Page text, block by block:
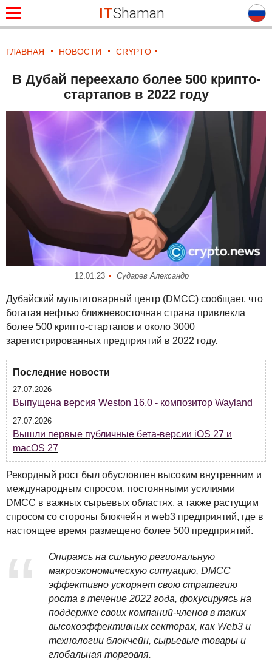
ITShaman
ГЛАВНАЯ НОВОСТИ CRYPTO
В Дубай переехало более 500 крипто-
стартапов в 2022 году
12.01.23 Сударев Александр
Дубайский мультитоварный центр (DMCC) сообщает, что
богатая нефтью ближневосточная страна привлекла
более 500 крипто-стартапов и около 3000
зарегистрированных предприятий в 2022 году.
Последние новости
27.07.2026
Выпущена версия Weston 16.0 - композитор Wayland
27.07.2026
Вышли первые публичные бета-версии iOS 27 и
macOS 27
Рекордный рост был обусловлен высоким внутренним и
международным спросом, постоянными усилиями
DMCC в важных сырьевых областях, а также растущим
спросом со стороны блокчейн и web3 предприятий, где в
настоящее время размещено более 500 предприятий.
Опираясь на сильную региональную
макроэкономическую ситуацию, DMCC
эффективно ускоряет свою стратегию
роста в течение 2022 года, фокусируясь на
поддержке своих компаний-членов в таких
высокоэффективных секторах, как Web3 и
технологии блокчейн, сырьевые товары и
глобальная торговля.